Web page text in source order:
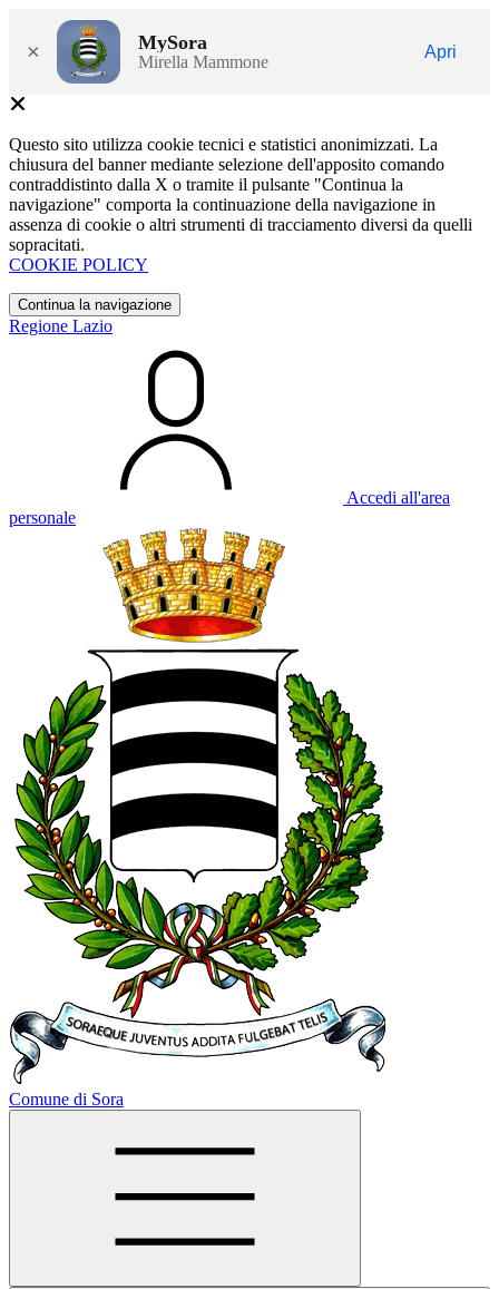
× MySora
Mirella Mammone
Apri
Questo sito utilizza cookie tecnici e statistici anonimizzati. La
chiusura del banner mediante selezione dell'apposito comando
contraddistinto dalla X o tramite il pulsante "Continua la
navigazione" comporta la continuazione della navigazione in
assenza di cookie o altri strumenti di tracciamento diversi da quelli
sopracitati.
COOKIE POLICY
Continua la navigazione
Regione Lazio
Accedi all'area
personale
Comune di Sora